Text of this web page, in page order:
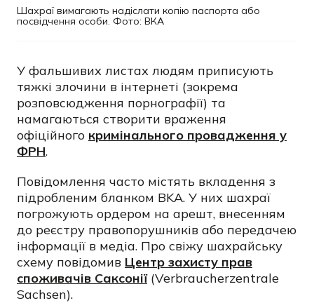
Шахраї вимагають надіслати копію паспорта або
посвідчення особи. Фото: ВКА
У фальшивих листах людям приписують
тяжкі злочини в інтернеті (зокрема
розповсюдження порнографії) та
намагаються створити враження
офіційного кримінального провадження у
ФРН.
Повідомлення часто містять вкладення з
підробленим бланком BKA. У них шахраї
погрожують ордером на арешт, внесенням
до реєстру правопорушників або передачею
інформації в медіа. Про свіжу шахрайську
схему повідомив Центр захисту прав
споживачів Саксонії(Verbraucherzentrale
Sachsen).